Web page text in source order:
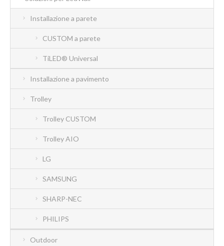
Installazione a parete
CUSTOM a parete
TiLED® Universal
Installazione a pavimento
Trolley
Trolley CUSTOM
Trolley AIO
LG
SAMSUNG
SHARP-NEC
PHILIPS
Outdoor